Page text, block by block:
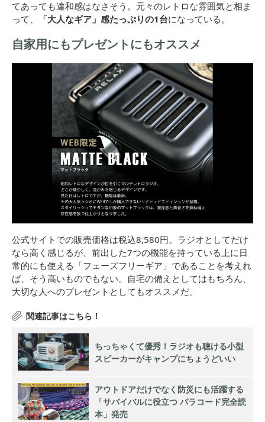
てあっても違和感はなさそう。元々のレトロな雰囲気と相ま
って、
「大人なギア」感たっぷりの1台になっている。
自家用にもプレゼントにもオススメ
公式サイトでの販売価格は税込8,580円。ラジオとしてだけ
なら高く感じるが、前出した7つの機能を持っている上に日
常的にも使える「フェーズフリーギア」であることを考えれ
ば、そう高いものでもない。自宅の備えとしてはもちろん、
大切な人へのプレゼントとしてもオススメだ。
ちっちゃくて優秀！ラジオも聴ける小型
スピーカーがキャンプにちょうどいい
アウトドアだけでなく防災にも活躍する
「サバイバルに役立つ パラコード完全読
本」発売